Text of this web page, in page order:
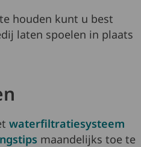
houden kunt u best
laten spoelen in plaats
waterfiltratiesysteem
maandelijks toe te